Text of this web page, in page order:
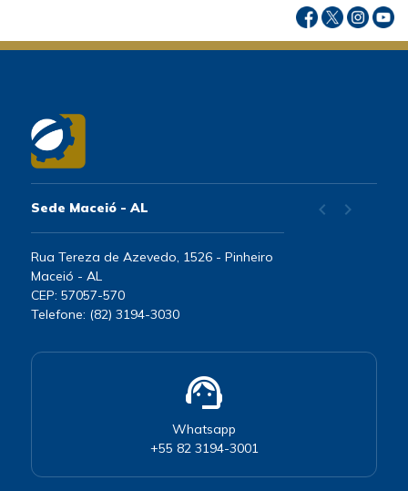
Sede Maceió - AL chevron_left chevron_right
Rua Tereza de Azevedo, 1526 - Pinheiro
Maceió - AL
CEP: 57057-570
Telefone: (82) 3194-3030
support_agent
Whatsapp
+55 82 3194-3001